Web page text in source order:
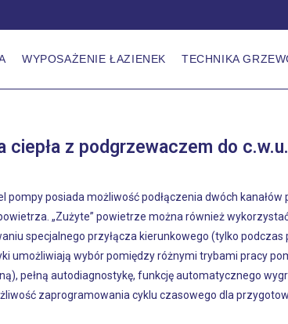
WYPOSAŻENIE ŁAZIENEK TECHNIKA
ciepła z podgrzewaczem do c.w.u.
pompy posiada możliwość podłączenia dwóch
„Zużyte” powietrze można również
specjalnego przyłącza kierunkowego (tylko
umożliwiają wybór pomiędzy różnymi trybami pracy
pełną autodiagnostykę, funkcję automatycznego
zaprogramowania cyklu czasowego dla